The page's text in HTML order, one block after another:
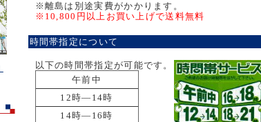
※離島は別途実費がかかります。
※10,800円以上お買い上げで送料無料
時間帯指定について
以下の時間帯指定が可能です。
午前中
12時―14時
14時―16時